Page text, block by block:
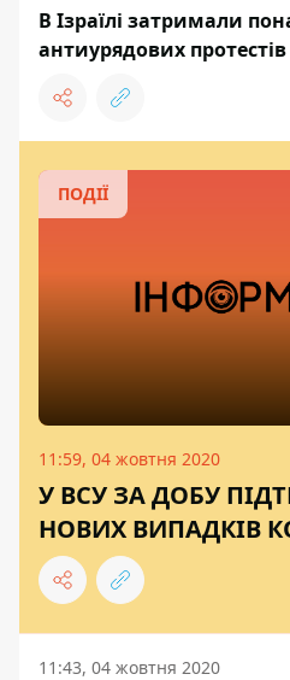
В Ізраїлі затримали
антиурядових протестів
ПОДІЇ
11:59, 04 жовтня 2020
У ВСУ ЗА ДОБУ
НОВИХ ВИПАДКІВ
11:43, 04 жовтня 2020